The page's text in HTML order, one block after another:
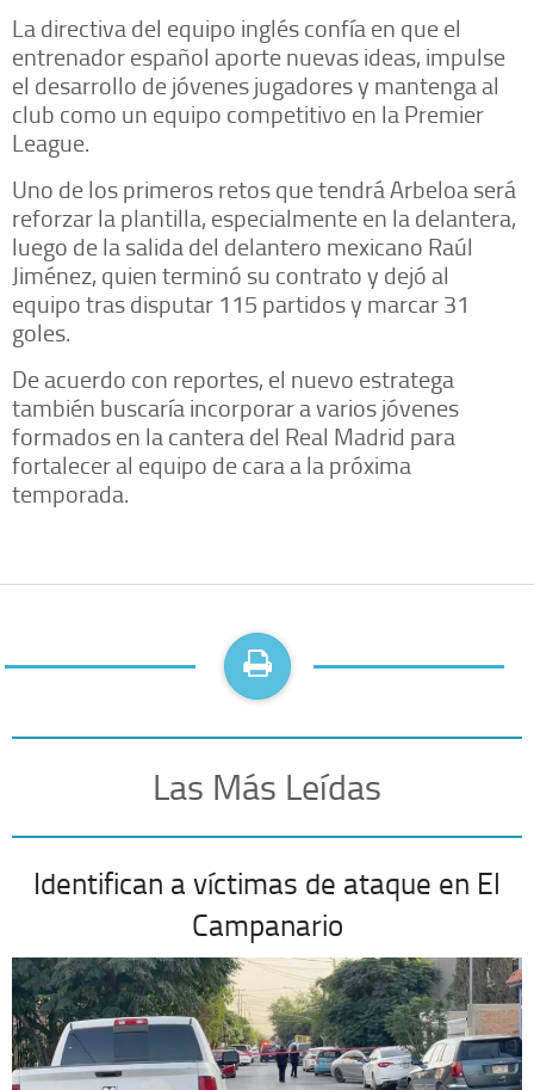
La directiva del equipo inglés confía en que el
entrenador español aporte nuevas ideas, impulse
el desarrollo de jóvenes jugadores y mantenga al
club como un equipo competitivo en la Premier
League.
Uno de los primeros retos que tendrá Arbeloa será
reforzar la plantilla, especialmente en la delantera,
luego de la salida del delantero mexicano Raúl
Jiménez, quien terminó su contrato y dejó al
equipo tras disputar 115 partidos y marcar 31
goles.
De acuerdo con reportes, el nuevo estratega
también buscaría incorporar a varios jóvenes
formados en la cantera del Real Madrid para
fortalecer al equipo de cara a la próxima
temporada.
Las Más Leídas
Identifican a víctimas de ataque en El
Campanario